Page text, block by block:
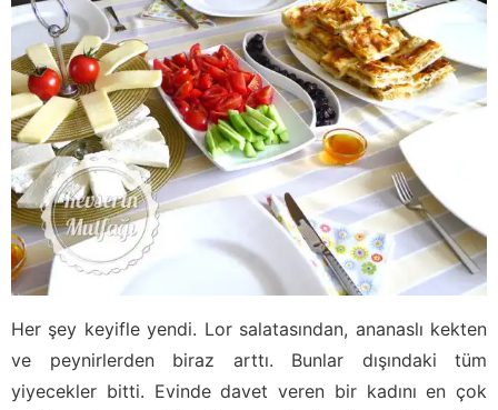
Her şey keyifle yendi. Lor salatasından, ananaslı kekten
ve peynirlerden biraz arttı. Bunlar dışındaki tüm
yiyecekler bitti. Evinde davet veren bir kadını en çok